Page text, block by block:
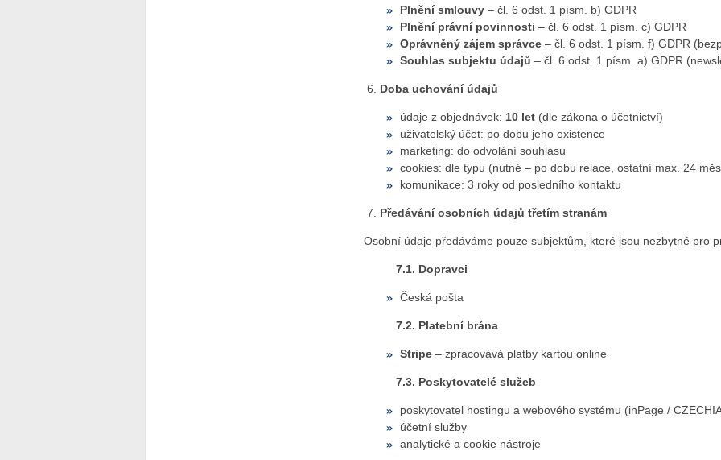
Plnění smlouvy – čl. 6 odst. 1 písm. b) GDPR
Plnění právní povinnosti – čl. 6 odst. 1 písm. c) GDPR
Oprávněný zájem správce – čl. 6 odst. 1 písm. f) GDPR
Souhlas subjektu údajů – čl. 6 odst. 1 písm. a) GDPR
Doba uchování údajů
údaje z objednávek: 10 let (dle zákona o účetnictví)
uživatelský účet: po dobu jeho existence
marketing: do odvolání souhlasu
cookies: dle typu (nutné – po dobu relace, ostatní max. 24
komunikace: 3 roky od posledního kontaktu
Předávání osobních údajů třetím stranám
Osobní údaje předáváme pouze subjektům, které jsou nezbytné pro
7.1. Dopravci
Česká pošta
7.2. Platební brána
Stripe – zpracovává platby kartou online
7.3. Poskytovatelé služeb
poskytovatel hostingu a webového systému (inPage /
účetní služby
analytické a cookie nástroje